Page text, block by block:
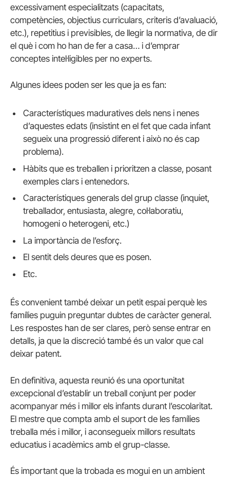
excessivament especialitzats (capacitats,
competències, objectius curriculars, criteris d’avaluació,
etc.), repetitius i previsibles, de llegir la normativa, de dir
el què i com ho han de fer a casa… i d’emprar
conceptes intel·ligibles per no experts.
Algunes idees poden ser les que ja es fan:
Característiques maduratives dels nens i nenes
d’aquestes edats (insistint en el fet que cada infant
segueix una progressió diferent i això no és cap
problema).
Hàbits que es treballen i prioritzen a classe, posant
exemples clars i entenedors.
Característiques generals del grup classe (inquiet,
treballador, entusiasta, alegre, col·laboratiu,
homogeni o heterogeni, etc.)
La importància de l’esforç.
El sentit dels deures que es posen.
Etc.
És convenient també deixar un petit espai perquè les
famílies puguin preguntar dubtes de caràcter general.
Les respostes han de ser clares, però sense entrar en
detalls, ja que la discreció també és un valor que cal
deixar patent.
En definitiva, aquesta reunió és una oportunitat
excepcional d’establir un treball conjunt per poder
acompanyar més i millor els infants durant l’escolaritat.
El mestre que compta amb el suport de les famílies
treballa més i millor, i aconsegueix millors resultats
educatius i acadèmics amb el grup-classe.
És important que la trobada es mogui en un ambient